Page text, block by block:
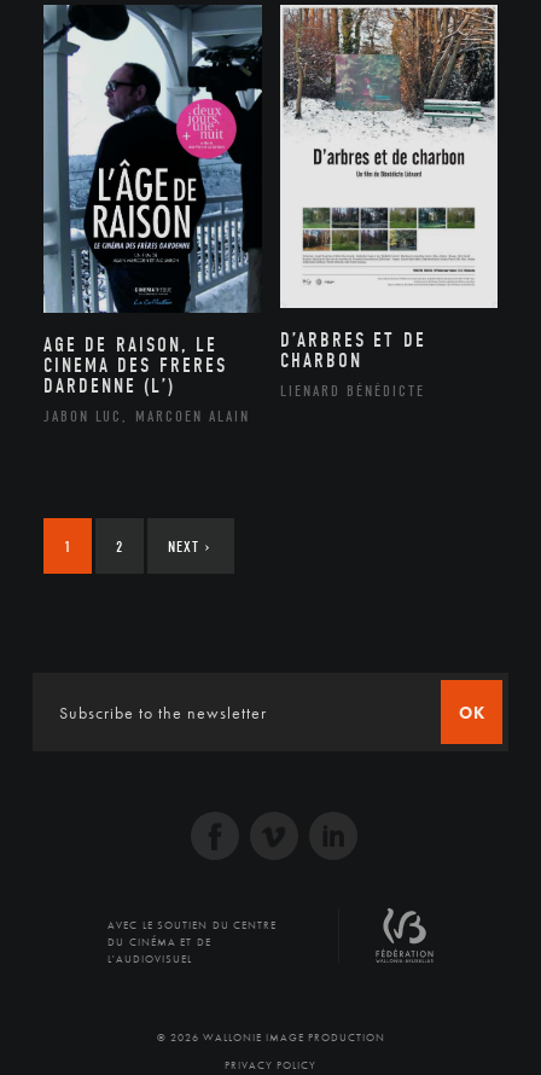
AGE DE RAISON, LE
CINEMA DES FRERES
DARDENNE (L’)
JABON LUC, MARCOEN ALAIN
D’ARBRES ET DE
CHARBON
LIENARD BÉNÉDICTE
1 2 NEXT ›
OK
AVEC LE SOUTIEN DU CENTRE
DU CINÉMA ET DE
L'AUDIOVISUEL
© 2026 WALLONIE IMAGE PRODUCTION
PRIVACY POLICY